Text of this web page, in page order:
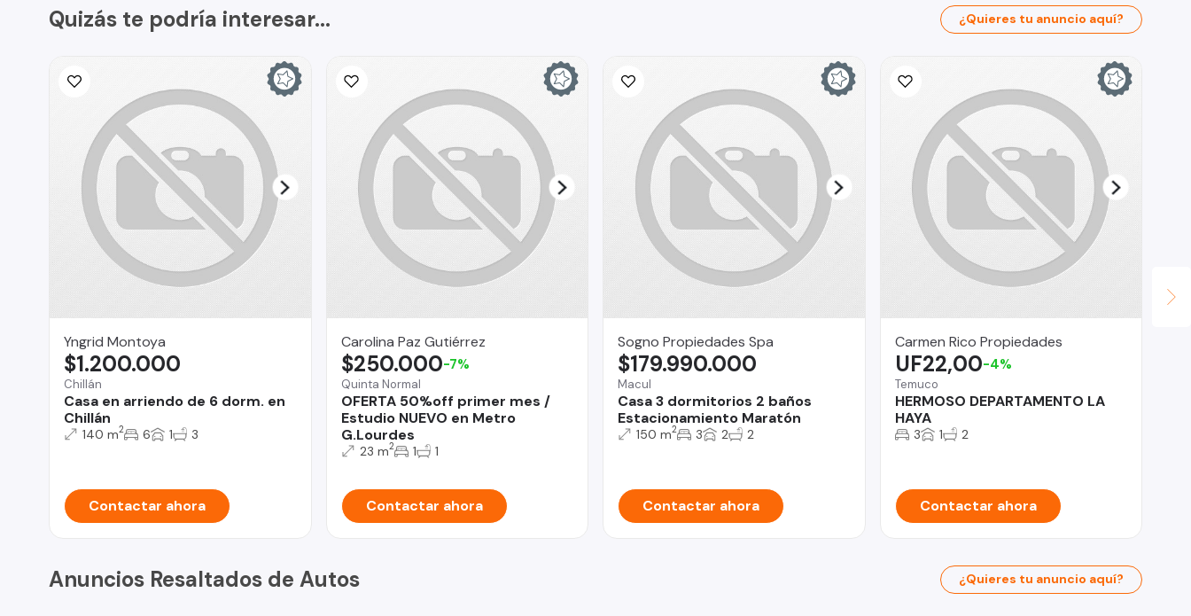
Quizás te podría interesar... ¿Quieres tu anuncio aquí?
Yngrid Montoya
Chillán
Casa en arriendo de 6 dorm. en
Chillán
$1.200.000
140 m2 6 1 3
Contactar ahora
Carolina Paz Gutiérrez
Quinta Normal
OFERTA 50%off primer mes /
Estudio NUEVO en Metro
G.Lourdes
$250.000-7%
23 m2 1 1
Contactar ahora
Sogno Propiedades Spa
Macul
Casa 3 dormitorios 2 baños
Estacionamiento Maratón
$179.990.000
150 m2 3 2 2
Contactar ahora
Carmen Rico Propiedades
Temuco
HERMOSO DEPARTAMENTO LA
HAYA
UF22,00-4%
3 1 2
Contactar ahora
Anuncios Resaltados de Autos ¿Quieres tu anuncio aquí?